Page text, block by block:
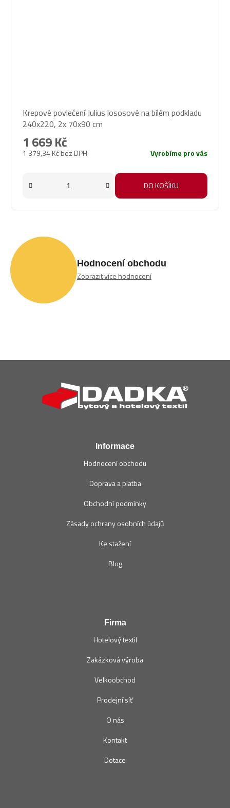
Krepové povlečení Julius lososové na bílém podkladu
240x220, 2x 70x90 cm
1 379,34 Kč bez DPH
1 669 Kč
Vyrobíme pro vás
DO KOŠÍKU
Hodnocení obchodu
Zobrazit více hodnocení
Informace
Hodnocení obchodu
Doprava a platba
Obchodní podmínky
Zásady ochrany osobních údajů
Ke stažení
Blog
Firma
Hotelový textil
Zakázková výroba
Velkoobchod
Prodejní síť
O nás
Kontakt
Dotace